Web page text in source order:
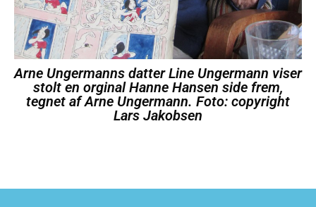
Arne Ungermanns datter Line Ungermann viser
stolt en orginal Hanne Hansen side frem,
tegnet af Arne Ungermann. Foto: copyright
Lars Jakobsen